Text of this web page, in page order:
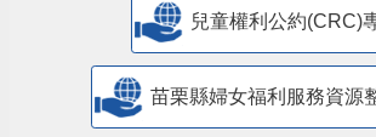
兒童權利公約(CRC)
苗栗縣婦女福利服務資源